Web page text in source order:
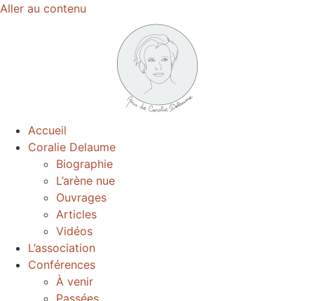
Aller au contenu
Accueil
Coralie Delaume
Biographie
L’arène nue
Ouvrages
Articles
Vidéos
L’association
Conférences
À venir
Passées